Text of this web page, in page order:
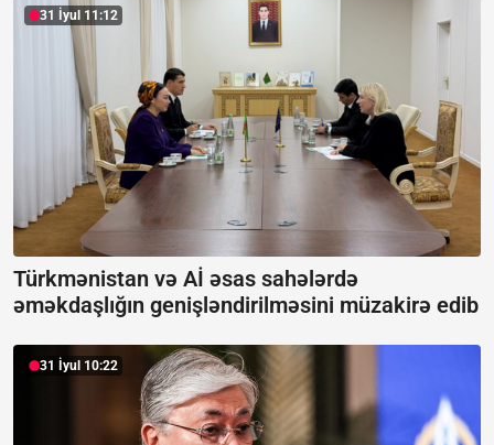
31 İyul 11:12
Türkmənistan və Aİ əsas sahələrdə
əməkdaşlığın genişləndirilməsini müzakirə edib
31 İyul 10:22